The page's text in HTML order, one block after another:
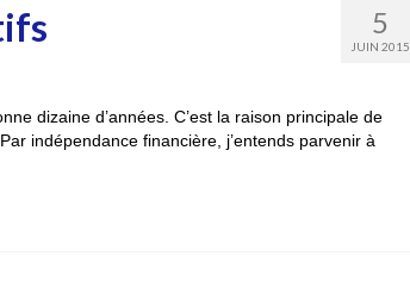
5
JUIN 2015
dizaine d’années. C’est la raison principale de
indépendance financière, j’entends parvenir à